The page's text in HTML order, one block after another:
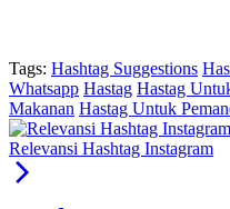
Tags: Hashtag Suggestions
Whatsapp Hastag Hastag
Makanan Hastag Untuk
Relevansi Hashtag Instagram